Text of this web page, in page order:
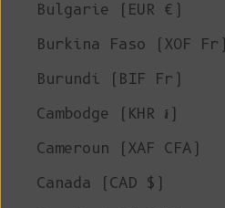
Bulgarie (EUR €)
Burkina Faso (XOF Fr)
Burundi (BIF Fr)
Cambodge (KHR ៛)
Cameroun (XAF CFA)
Canada (CAD $)